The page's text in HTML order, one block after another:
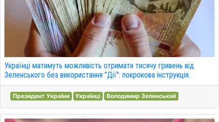
Українці матимуть можливість отримати тисячу гривень від
Зеленського без використання "Дії": покрокова інструкція.
Президент України Українці Володимир Зеленський